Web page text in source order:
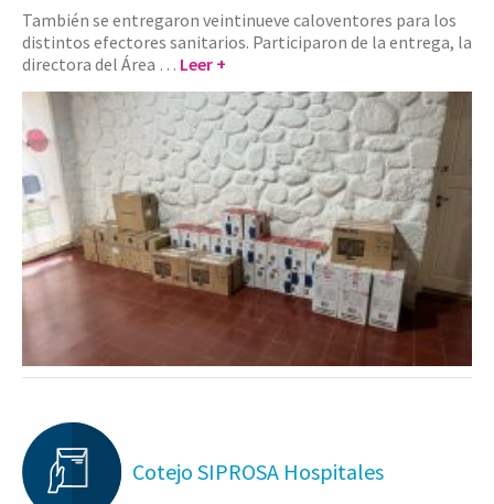
También se entregaron veintinueve caloventores para los
distintos efectores sanitarios. Participaron de la entrega, la
directora del Área … Leer +
Cotejo SIPROSA Hospitales